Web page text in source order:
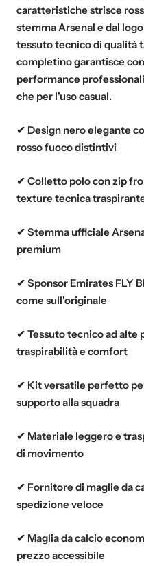
caratteristiche strisce
stemma Arsenal e dal
tessuto tecnico di qualità
completino garantisce
performance
che per l'uso casual.
✔ Design nero elegante
rosso fuoco distintivi
✔ Colletto polo con zip
texture tecnica
✔ Stemma ufficiale
premium
✔ Sponsor Emirates FLY
come sull'originale
✔ Tessuto tecnico ad alte
traspirabilità e comfort
✔ Kit versatile perfetto
supporto alla squadra
✔ Materiale leggero e
di movimento
✔ Fornitore di maglie da
spedizione veloce
✔ Maglia da calcio
prezzo accessibile